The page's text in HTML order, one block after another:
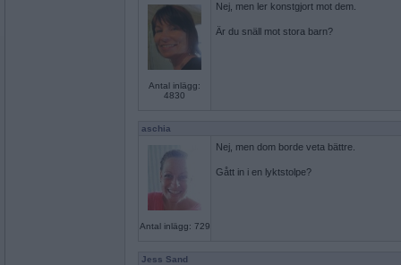
Antal inlägg:
4830
Nej, men ler konstgjort mot dem.
Är du snäll mot stora barn?
aschia
Antal inlägg: 729
Nej, men dom borde veta bättre.
Gått in i en lyktstolpe?
Jess Sand